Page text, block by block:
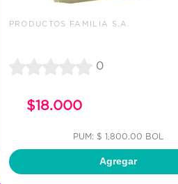
PRODUCTOS FAMILIA S.A.
0
$18.000
PUM: $ 1,800.00 BOL
Agregar